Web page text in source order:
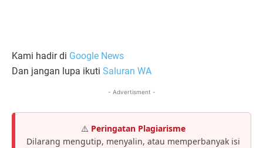
Kami hadir di Google News
Dan jangan lupa ikuti Saluran WA
- Advertisment -
⚠️ Peringatan Plagiarisme
Dilarang mengutip, menyalin, atau memperbanyak isi